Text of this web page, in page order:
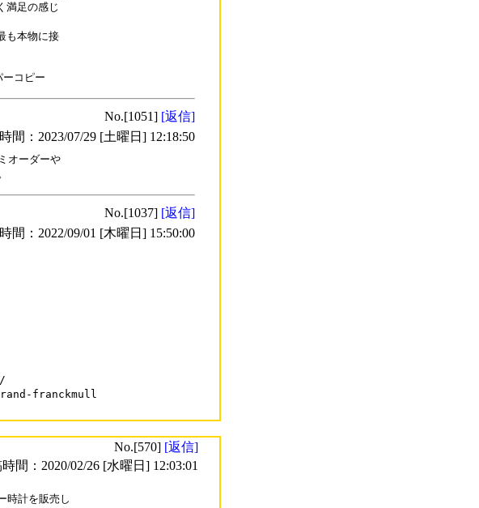
満足の感じ
も本物に接
No.[1051] [返信]
間：2023/07/29 [土曜日] 12:18:50
オーダーや
No.[1037] [返信]
間：2022/09/01 [木曜日] 15:50:00
brand-franckmull
No.[570] [返信]
間：2020/02/26 [水曜日] 12:03:01
時計を販売し